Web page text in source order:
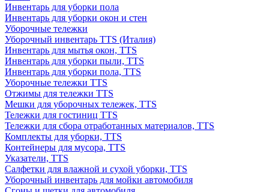
Инвентарь для уборки пола
Инвентарь для уборки окон и стен
Уборочные тележки
Уборочный инвентарь TTS (Италия)
Инвентарь для мытья окон, TTS
Инвентарь для уборки пыли, TTS
Инвентарь для уборки пола, TTS
Уборочные тележки TTS
Отжимы для тележки TTS
Мешки для уборочных тележек, TTS
Тележки для гостиниц TTS
Тележки для сбора отработанных материалов, TTS
Комплекты для уборки, TTS
Контейнеры для мусора, TTS
Указатели, TTS
Салфетки для влажной и сухой уборки, TTS
Уборочный инвентарь для мойки автомобиля